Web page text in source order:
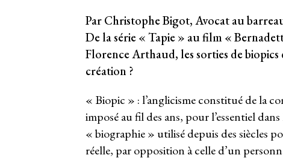
Par Christophe Bigot, Avocat au
De la série « Tapie » au film «
Florence Arthaud, les sorties de
création ?
« Biopic » : l’anglicisme constitué de la
imposé au fil des ans, pour l’essentiel
« biographie » utilisé depuis des siècles
réelle, par opposition à celle d’un